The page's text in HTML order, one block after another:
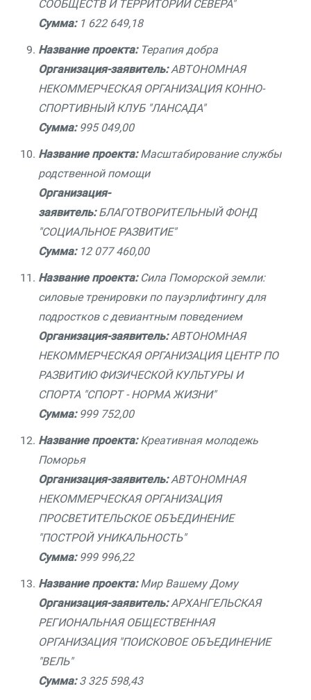
СООБЩЕСТВ И ТЕРРИТОРИЙ СЕВЕРА"
Сумма:1 622 649,18
Название проекта:Терапия добра
Организация-заявитель:АВТОНОМНАЯ
НЕКОММЕРЧЕСКАЯ ОРГАНИЗАЦИЯ КОННО-
СПОРТИВНЫЙ КЛУБ "ЛАНСАДА"
Сумма:995 049,00
Название проекта:Масштабирование службы
родственной помощи
Организация-
заявитель:БЛАГОТВОРИТЕЛЬНЫЙ ФОНД
"СОЦИАЛЬНОЕ РАЗВИТИЕ"
Сумма:12 077 460,00
Название проекта:Сила Поморской земли:
силовые тренировки по пауэрлифтингу для
подростков с девиантным поведением
Организация-заявитель:АВТОНОМНАЯ
НЕКОММЕРЧЕСКАЯ ОРГАНИЗАЦИЯ ЦЕНТР ПО
РАЗВИТИЮ ФИЗИЧЕСКОЙ КУЛЬТУРЫ И
СПОРТА "СПОРТ - НОРМА ЖИЗНИ"
Сумма:999 752,00
Название проекта:Креативная молодежь
Поморья
Организация-заявитель:АВТОНОМНАЯ
НЕКОММЕРЧЕСКАЯ ОРГАНИЗАЦИЯ
ПРОСВЕТИТЕЛЬСКОЕ ОБЪЕДИНЕНИЕ
"ПОСТРОЙ УНИКАЛЬНОСТЬ"
Сумма:999 996,22
Название проекта:Мир Вашему Дому
Организация-заявитель:АРХАНГЕЛЬСКАЯ
РЕГИОНАЛЬНАЯ ОБЩЕСТВЕННАЯ
ОРГАНИЗАЦИЯ "ПОИСКОВОЕ ОБЪЕДИНЕНИЕ
"ВЕЛЬ"
Сумма:3 325 598,43